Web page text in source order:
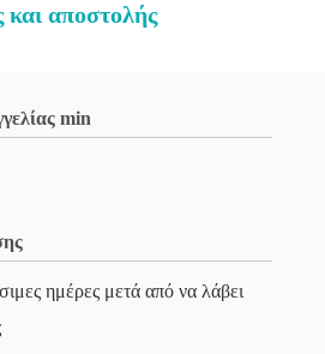
αποστολής
min
ημέρες μετά από να λάβει